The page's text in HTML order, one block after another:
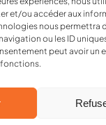
et/ou accéder aux
nous permettra
ou les ID
peut avoir un